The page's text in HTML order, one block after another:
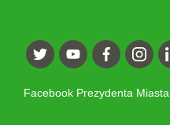
Facebook Prezydenta Miasta